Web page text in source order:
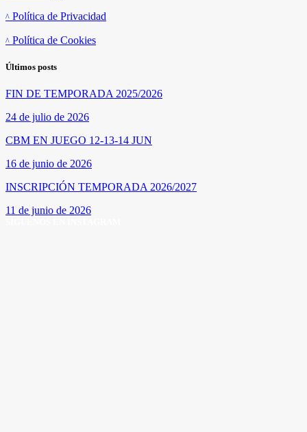
Política de Privacidad
Política de Cookies
Últimos posts
FIN DE TEMPORADA 2025/2026
24 de julio de 2026
CBM EN JUEGO 12-13-14 JUN
16 de junio de 2026
INSCRIPCIÓN TEMPORADA 2026/2027
11 de junio de 2026